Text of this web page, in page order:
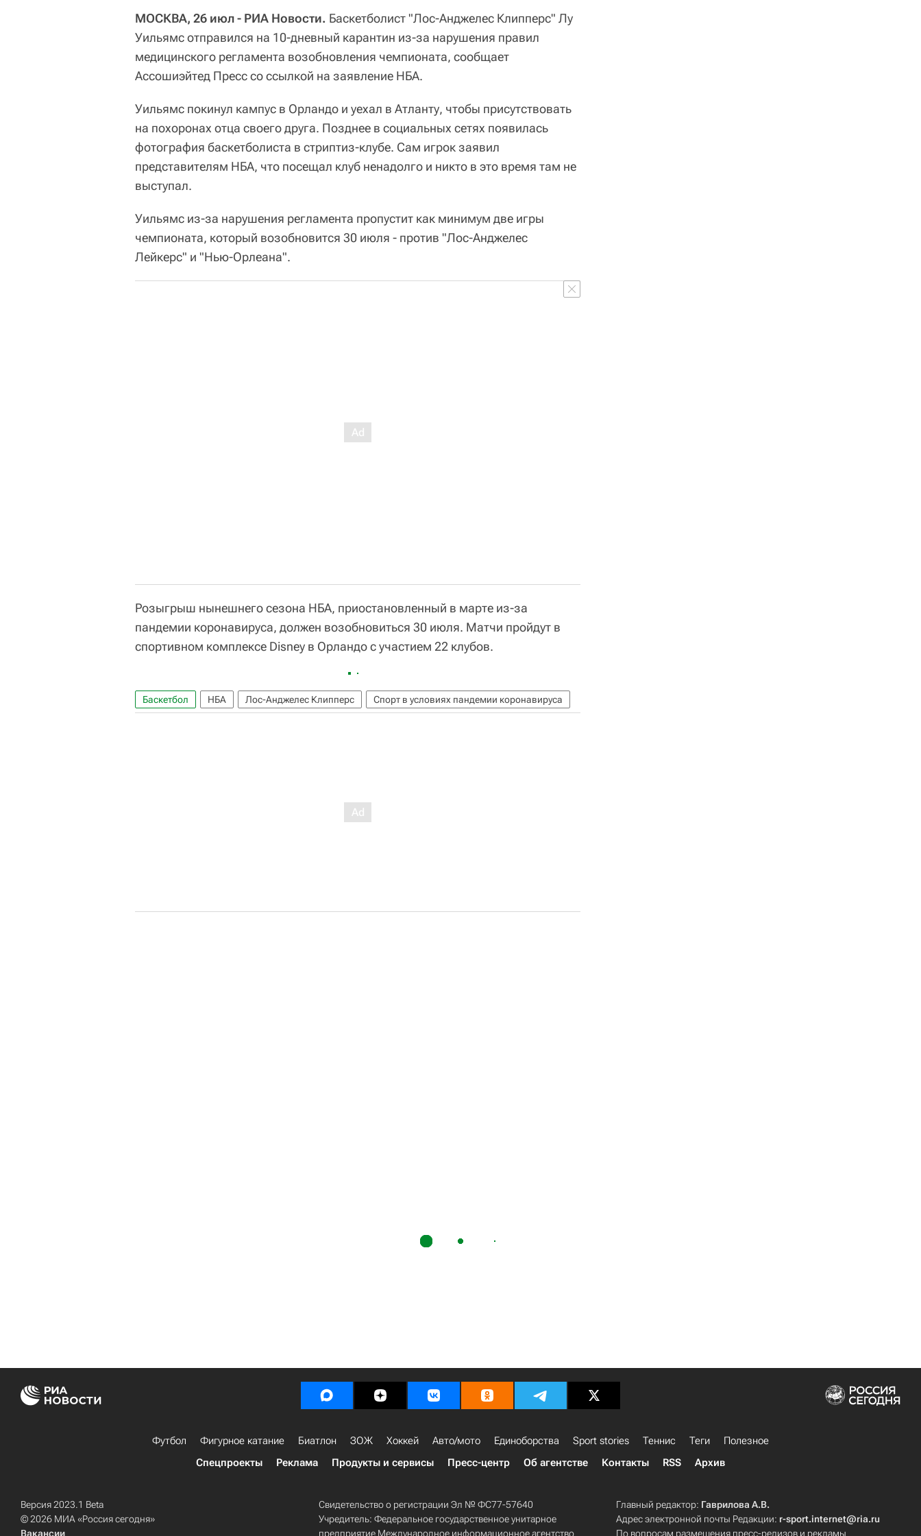
МОСКВА, 26 июл - РИА Новости. Баскетболист "Лос-Анджелес Клипперс" Лу
Уильямс отправился на 10-дневный карантин из-за нарушения правил
медицинского регламента возобновления чемпионата, сообщает
Ассошиэйтед Пресс со ссылкой на заявление НБА.
Уильямс покинул кампус в Орландо и уехал в Атланту, чтобы присутствовать
на похоронах отца своего друга. Позднее в социальных сетях появилась
фотография баскетболиста в стриптиз-клубе. Сам игрок заявил
представителям НБА, что посещал клуб ненадолго и никто в это время там не
выступал.
Уильямс из-за нарушения регламента пропустит как минимум две игры
чемпионата, который возобновится 30 июля - против "Лос-Анджелес
Лейкерс" и "Нью-Орлеана".
Розыгрыш нынешнего сезона НБА, приостановленный в марте из-за
пандемии коронавируса, должен возобновиться 30 июля. Матчи пройдут в
спортивном комплексе Disney в Орландо с участием 22 клубов.
Баскетбол НБА Лос-Анджелес Клипперс Спорт в условиях пандемии коронавируса
Футбол Фигурное катание Биатлон ЗОЖ Хоккей Авто/мото Единоборства Sport stories Теннис Теги
Полезное
Спецпроекты
Реклама Продукты и сервисы Пресс-центр Об агентстве Контакты RSS Архив
Версия 2023.1 Beta
© 2026 МИА «Россия сегодня»
Вакансии
Свидетельство о регистрации Эл № ФС77-57640
Учредитель: Федеральное государственное унитарное
предприятие Международное информационное агентство
Главный редактор: Гаврилова А.В.
Адрес электронной почты Редакции: r-sport.internet@ria.ru
По вопросам размещения пресс-релизов и рекламы